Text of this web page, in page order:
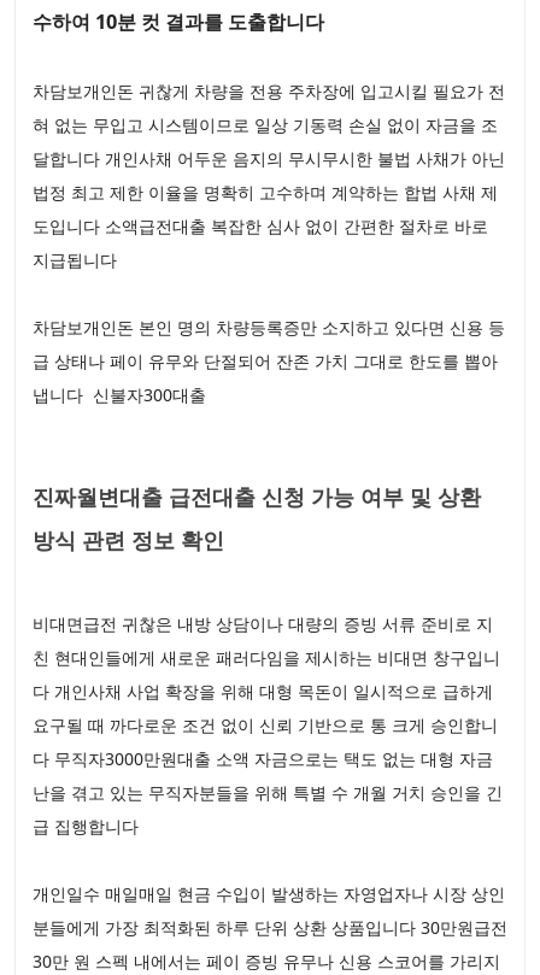
수하여 10분 컷 결과를 도출합니다
차담보개인돈 귀찮게 차량을 전용 주차장에 입고시킬 필요가 전
혀 없는 무입고 시스템이므로 일상 기동력 손실 없이 자금을 조
달합니다 개인사채 어두운 음지의 무시무시한 불법 사채가 아닌
법정 최고 제한 이율을 명확히 고수하며 계약하는 합법 사채 제
도입니다 소액급전대출 복잡한 심사 없이 간편한 절차로 바로
지급됩니다
차담보개인돈 본인 명의 차량등록증만 소지하고 있다면 신용 등
급 상태나 페이 유무와 단절되어 잔존 가치 그대로 한도를 뽑아
냅니다 신불자300대출
진짜월변대출 급전대출 신청 가능 여부 및 상환
방식 관련 정보 확인
비대면급전 귀찮은 내방 상담이나 대량의 증빙 서류 준비로 지
친 현대인들에게 새로운 패러다임을 제시하는 비대면 창구입니
다 개인사채 사업 확장을 위해 대형 목돈이 일시적으로 급하게
요구될 때 까다로운 조건 없이 신뢰 기반으로 통 크게 승인합니
다 무직자3000만원대출 소액 자금으로는 택도 없는 대형 자금
난을 겪고 있는 무직자분들을 위해 특별 수 개월 거치 승인을 긴
급 집행합니다
개인일수 매일매일 현금 수입이 발생하는 자영업자나 시장 상인
분들에게 가장 최적화된 하루 단위 상환 상품입니다 30만원급전
30만 원 스펙 내에서는 페이 증빙 유무나 신용 스코어를 가리지